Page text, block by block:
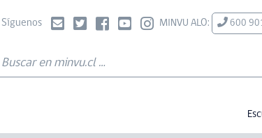
Síguenos MINVU ALO: 600